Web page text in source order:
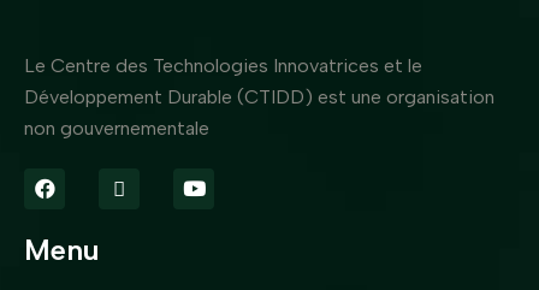
Le Centre des Technologies Innovatrices et le
Développement Durable (CTIDD) est une organisation
non gouvernementale
Menu